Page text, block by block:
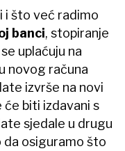
i što već radimo
banci, stopiranje
uplaćuju na
novog računa
izvrše na novi
će biti izdavani s
sjedale u drugu
da osiguramo što